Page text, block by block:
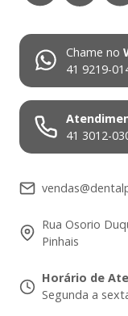
Chame no
41 9219-
41 3012-
Rua Osorio
Pinhais
Horário de
Segunda a